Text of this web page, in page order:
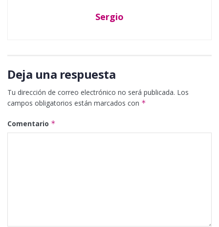
Sergio
Deja una respuesta
Tu dirección de correo electrónico no será publicada. Los
campos obligatorios están marcados con *
Comentario *